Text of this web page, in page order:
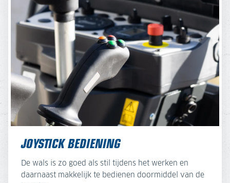
JOYSTICK BEDIENING
De wals is zo goed als stil tijdens het werken en
daarnaast makkelijk te bedienen doormiddel van de